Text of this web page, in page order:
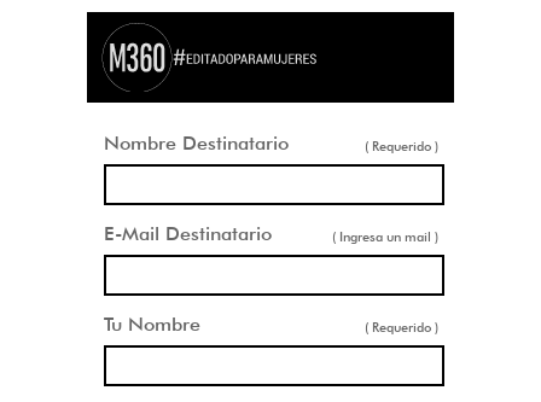
Nombre Destinatario ( Requerido )
E-Mail Destinatario ( Ingresa un mail )
Tu Nombre ( Requerido )